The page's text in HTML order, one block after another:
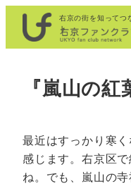
を
右京の街を知ってつ
ト
『嵐山の紅
最近はすっかり寒
感じます。右京区
ね。でも、嵐山の